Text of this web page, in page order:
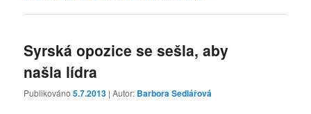
Syrská opozice se sešla, aby
našla lídra
Publikováno5.7.2013 | Autor: Barbora Sedlářová